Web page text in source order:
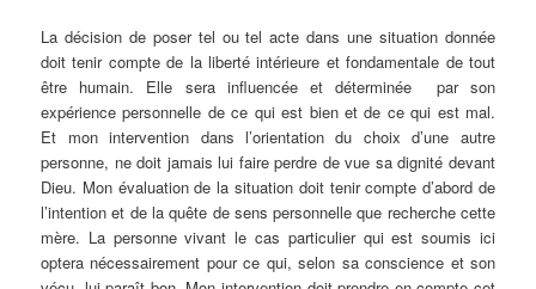
La décision de poser tel ou tel acte dans une situation donnée
doit tenir compte de la liberté intérieure et fondamentale de tout
être humain. Elle sera influencée et déterminée par son
expérience personnelle de ce qui est bien et de ce qui est mal.
Et mon intervention dans l’orientation du choix d’une autre
personne, ne doit jamais lui faire perdre de vue sa dignité devant
Dieu. Mon évaluation de la situation doit tenir compte d’abord de
l’intention et de la quête de sens personnelle que recherche cette
mère. La personne vivant le cas particulier qui est soumis ici
optera nécessairement pour ce qui, selon sa conscience et son